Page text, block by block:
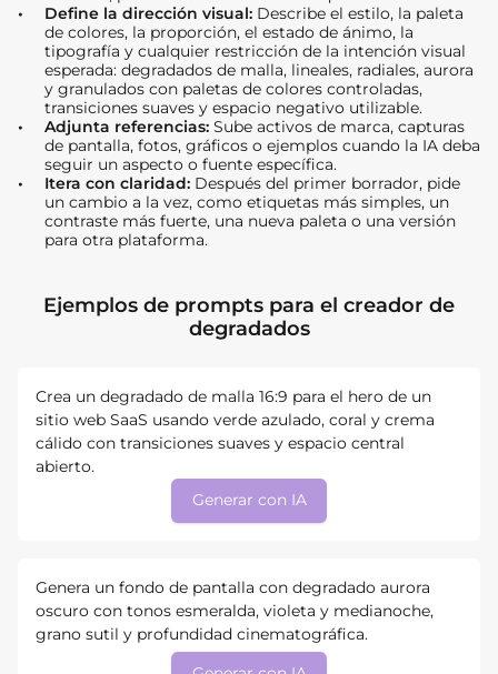
Define la dirección visual: Describe el estilo, la paleta
de colores, la proporción, el estado de ánimo, la
tipografía y cualquier restricción de la intención visual
esperada: degradados de malla, lineales, radiales, aurora
y granulados con paletas de colores controladas,
transiciones suaves y espacio negativo utilizable.
Adjunta referencias: Sube activos de marca, capturas
de pantalla, fotos, gráficos o ejemplos cuando la IA deba
seguir un aspecto o fuente específica.
Itera con claridad: Después del primer borrador, pide
un cambio a la vez, como etiquetas más simples, un
contraste más fuerte, una nueva paleta o una versión
para otra plataforma.
Ejemplos de prompts para el creador de
degradados
Crea un degradado de malla 16:9 para el hero de un
sitio web SaaS usando verde azulado, coral y crema
cálido con transiciones suaves y espacio central
abierto.
Generar con IA
Genera un fondo de pantalla con degradado aurora
oscuro con tonos esmeralda, violeta y medianoche,
grano sutil y profundidad cinematográfica.